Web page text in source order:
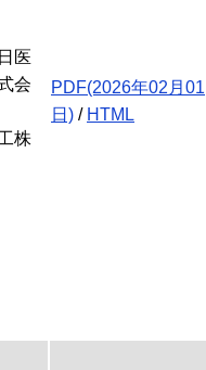
医
会
株
PDF(2026年02月01
日) / HTML